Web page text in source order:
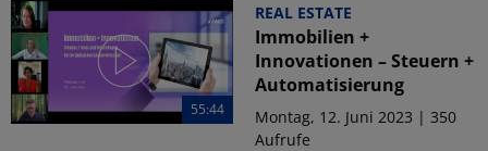
55:44
REAL ESTATE
Immobilien +
Innovationen – Steuern +
Automatisierung
Montag, 12. Juni 2023 | 350
Aufrufe